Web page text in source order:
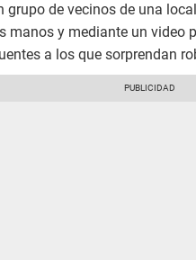
grupo de vecinos de una
manos y mediante un video
a los que sorprendan